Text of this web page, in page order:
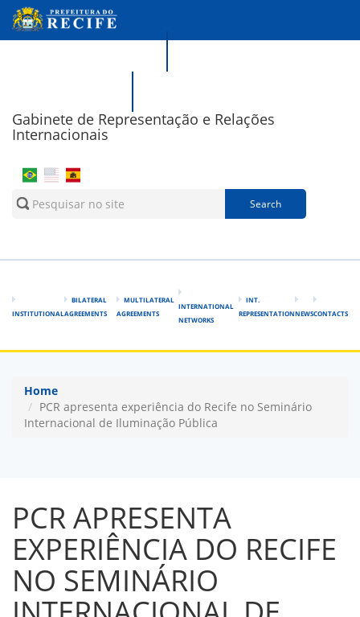
Skip to main content
Gabinete de Representação e Relações
Internacionais
Search form
Search
INSTITUTIONAL
BILATERAL
AGREEMENTS
MULTILATERAL
AGREEMENTS
INTERNATIONAL
NETWORKS
INT.
REPRESENTATIONNEWSCONTACTS
Home
PCR apresenta experiência do Recife no Seminário
Internacional de Iluminação Pública
PCR APRESENTA
EXPERIÊNCIA DO RECIFE
NO SEMINÁRIO